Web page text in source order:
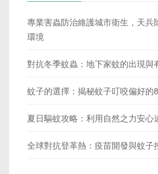
專業害蟲防治維護城市衛生，天兵
環境
對抗冬季蚊蟲：地下家蚊的出現與
蚊子的選擇：揭秘蚊子叮咬偏好的
夏日驅蚊攻略：利用自然之力安心
全球對抗登革熱：疫苗開發與蚊子